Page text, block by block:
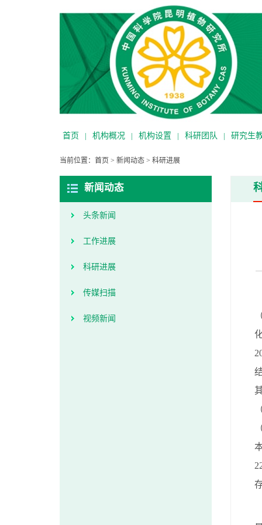
首页 | 机构概况 | 机构设置 | 科研团队 | 研究生
当前位置： 首页 > 新闻动态 > 科研进展
新闻动态
头条新闻
工作进展
科研进展
传媒扫描
视频新闻